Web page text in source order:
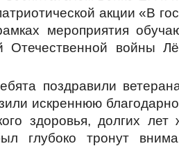
акции «В
мероприятия
Отечественной войны
поздравили
искреннюю
здоровья, долгих
глубоко тронут